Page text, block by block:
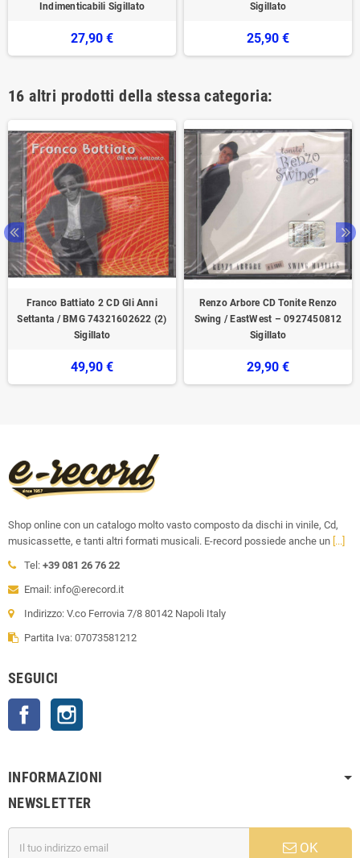
Indimenticabili Sigillato
27,90 €
Sigillato
25,90 €
16 altri prodotti della stessa categoria:
Franco Battiato 2 CD Gli Anni
Settanta / BMG ‎74321602622 (2)
Sigillato
49,90 €
Renzo Arbore CD Tonite Renzo
Swing / EastWest ‎– 0927450812
Sigillato
29,90 €
Shop online con un catalogo molto vasto composto da dischi in vinile, Cd,
musicassette, e tanti altri formati musicali. E-record possiede anche un [...]
Tel: +39 081 26 76 22
Email: info@erecord.it
Indirizzo: V.co Ferrovia 7/8 80142 Napoli Italy
Partita Iva: 07073581212
SEGUICI
Facebook
INFORMAZIONI
NEWSLETTER
OK